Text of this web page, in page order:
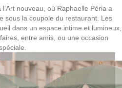
nouveau, où Raphaelle Péria a
sous la coupole du restaurant. Les
dans un espace intime et lumineux,
entre amis, ou une occasion